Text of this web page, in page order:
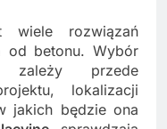
wiele rozwiązań
od betonu. Wybór
zależy przede
lokalizacji
jakich będzie ona